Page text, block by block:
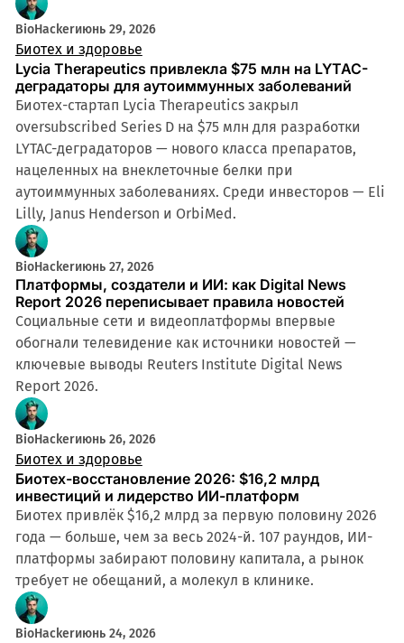
BioHackerиюнь 29, 2026
Биотех и здоровье
Lycia Therapeutics привлекла $75 млн на LYTAC-
деградаторы для аутоиммунных заболеваний
Биотех-стартап Lycia Therapeutics закрыл
oversubscribed Series D на $75 млн для разработки
LYTAC-деградаторов — нового класса препаратов,
нацеленных на внеклеточные белки при
аутоиммунных заболеваниях. Среди инвесторов — Eli
Lilly, Janus Henderson и OrbiMed.
BioHackerиюнь 27, 2026
Платформы, создатели и ИИ: как Digital News
Report 2026 переписывает правила новостей
Социальные сети и видеоплатформы впервые
обогнали телевидение как источники новостей —
ключевые выводы Reuters Institute Digital News
Report 2026.
BioHackerиюнь 26, 2026
Биотех и здоровье
Биотех-восстановление 2026: $16,2 млрд
инвестиций и лидерство ИИ-платформ
Биотех привлёк $16,2 млрд за первую половину 2026
года — больше, чем за весь 2024-й. 107 раундов, ИИ-
платформы забирают половину капитала, а рынок
требует не обещаний, а молекул в клинике.
BioHackerиюнь 24, 2026